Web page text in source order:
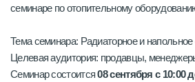
семинаре по отопительному
Тема семинара: Радиаторное и напольное
Целевая аудитория: продавцы,
Семинар состоится08 сентября с 10:00